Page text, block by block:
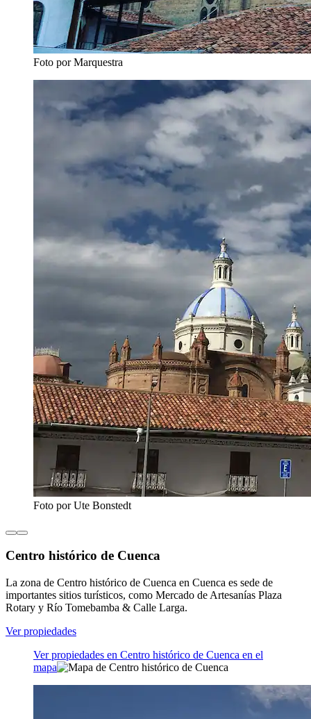
Foto por Marquestra
Foto por Ute Bonstedt
Centro histórico de Cuenca
La zona de Centro histórico de Cuenca en Cuenca es sede de
importantes sitios turísticos, como Mercado de Artesanías Plaza
Rotary y Río Tomebamba & Calle Larga.
Ver propiedades
Ver propiedades en Centro histórico de Cuenca en el
mapa